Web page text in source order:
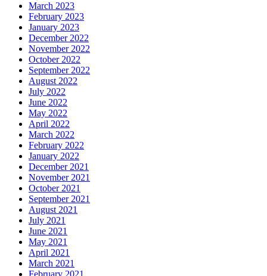
March 2023
February 2023
January 2023
December 2022
November 2022
October 2022
September 2022
August 2022
July 2022
June 2022
May 2022
April 2022
March 2022
February 2022
January 2022
December 2021
November 2021
October 2021
September 2021
August 2021
July 2021
June 2021
May 2021
April 2021
March 2021